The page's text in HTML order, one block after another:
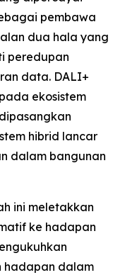
pembawa
dua hala yang
peredupan
data. DALI+
ekosistem
hibrid lancar
dalam bangunan
ini meletakkan
ke hadapan
hadapan dalam